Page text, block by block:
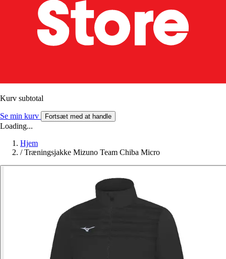
Kurv subtotal
Se min kurv Fortsæt med at handle
Loading...
Hjem
/ Træningsjakke Mizuno Team Chiba Micro